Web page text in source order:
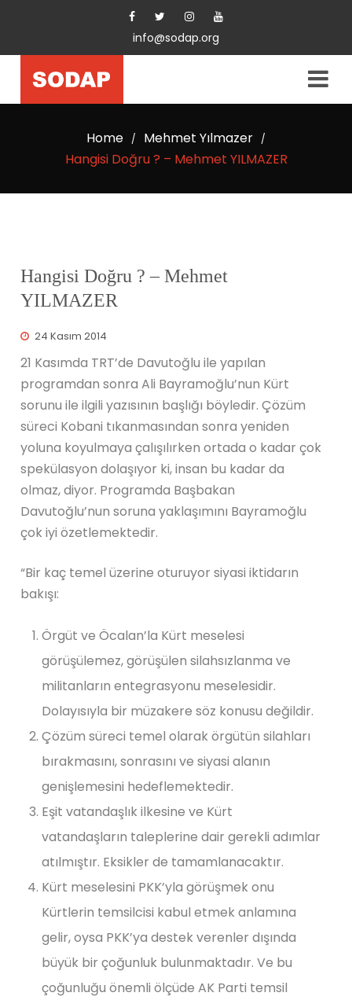
info@sodap.org
Home / Mehmet Yılmazer /
Hangisi Doğru ? – Mehmet YILMAZER
Hangisi Doğru ? – Mehmet
YILMAZER
24 Kasım 2014
21 Kasımda TRT’de Davutoğlu ile yapılan
programdan sonra Ali Bayramoğlu’nun Kürt
sorunu ile ilgili yazısının başlığı böyledir. Çözüm
süreci Kobani tıkanmasından sonra yeniden
yoluna koyulmaya çalışılırken ortada o kadar çok
spekülasyon dolaşıyor ki, insan bu kadar da
olmaz, diyor. Programda Başbakan
Davutoğlu’nun soruna yaklaşımını Bayramoğlu
çok iyi özetlemektedir.
“Bir kaç temel üzerine oturuyor siyasi iktidarın
bakışı:
Örgüt ve Öcalan’la Kürt meselesi
görüşülemez, görüşülen silahsızlanma ve
militanların entegrasyonu meselesidir.
Dolayısıyla bir müzakere söz konusu değildir.
Çözüm süreci temel olarak örgütün silahları
bırakmasını, sonrasını ve siyasi alanın
genişlemesini hedeflemektedir.
Eşit vatandaşlık ilkesine ve Kürt
vatandaşların taleplerine dair gerekli adımlar
atılmıştır. Eksikler de tamamlanacaktır.
Kürt meselesini PKK’yla görüşmek onu
Kürtlerin temsilcisi kabul etmek anlamına
gelir, oysa PKK’ya destek verenler dışında
büyük bir çoğunluk bulunmaktadır. Ve bu
çoğunluğu önemli ölçüde AK Parti temsil